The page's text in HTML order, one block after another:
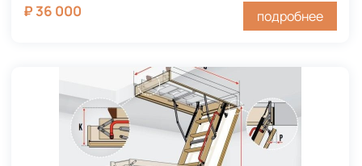
₽ 36 000 подробнее